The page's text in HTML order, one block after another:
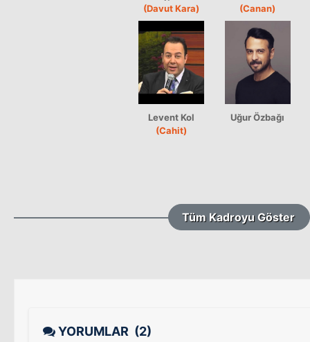
(Davut Kara)
(Canan)
Levent Kol
(Cahit)
Uğur Özbağı
Tüm Kadroyu Göster
YORUMLAR (2)